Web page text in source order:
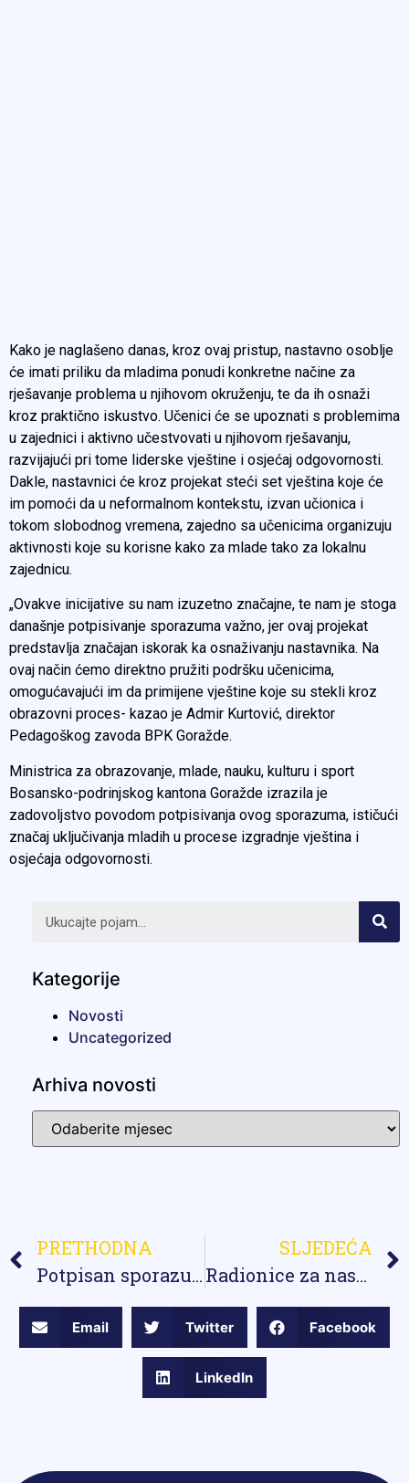
Kako je naglašeno danas, kroz ovaj pristup, nastavno osoblje
će imati priliku da mladima ponudi konkretne načine za
rješavanje problema u njihovom okruženju, te da ih osnaži
kroz praktično iskustvo. Učenici će se upoznati s problemima
u zajednici i aktivno učestvovati u njihovom rješavanju,
razvijajući pri tome liderske vještine i osjećaj odgovornosti.
Dakle, nastavnici će kroz projekat steći set vještina koje će
im pomoći da u neformalnom kontekstu, izvan učionica i
tokom slobodnog vremena, zajedno sa učenicima organizuju
aktivnosti koje su korisne kako za mlade tako za lokalnu
zajednicu.
„Ovakve inicijative su nam izuzetno značajne, te nam je stoga
današnje potpisivanje sporazuma važno, jer ovaj projekat
predstavlja značajan iskorak ka osnaživanju nastavnika. Na
ovaj način ćemo direktno pružiti podršku učenicima,
omogućavajući im da primijene vještine koje su stekli kroz
obrazovni proces- kazao je Admir Kurtović, direktor
Pedagoškog zavoda BPK Goražde.
Ministrica za obrazovanje, mlade, nauku, kulturu i sport
Bosansko-podrinjskog kantona Goražde izrazila je
zadovoljstvo povodom potpisivanja ovog sporazuma, ističući
značaj uključivanja mladih u procese izgradnje vještina i
osjećaja odgovornosti.
Kategorije
Novosti
Uncategorized
Arhiva novosti
PRETHODNA
Potpisan sporazum o saradnji sa njemačkom organizacijom GOPA
SLJEDEĆA
Radionice za nastavnice i nastavnike u BPK Goražde – Primjena novih predmetnih kurikuluma u učionici
Email Twitter Facebook
LinkedIn